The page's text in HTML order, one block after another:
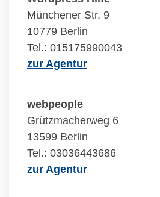
Münchener Str. 9
10779 Berlin
Tel.: 015175990043
zur Agentur
webpeople
Grützmacherweg 6
13599 Berlin
Tel.: 03036443686
zur Agentur